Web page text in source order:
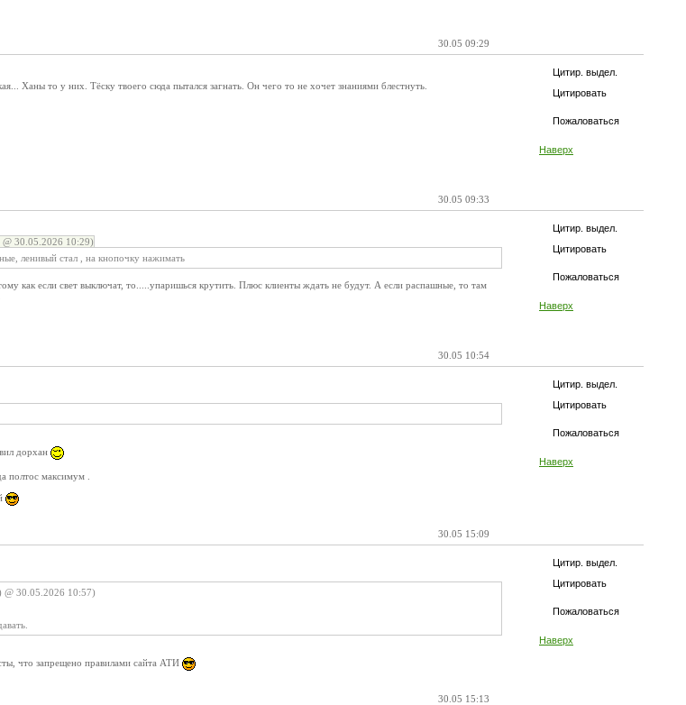
30.05 09:29
Цитир. выдел.
Цитировать
Пожаловаться
Наверх
Ханы то у них. Тёску твоего сюда пытался загнать. Он чего то не хочет знаниями блестнуть.
30.05 09:33
Цитир. выдел.
Цитировать
Пожаловаться
Наверх
30.05.2026 10:29)
ленивый стал , на кнопочку нажимать
как если свет выключат, то.....упаришься крутить. Плюс клиенты ждать не будут. А если распашные, то там
30.05 10:54
Цитир. выдел.
Цитировать
Пожаловаться
Наверх
дорхан
полтос максимум .
30.05 15:09
Цитир. выдел.
Цитировать
Пожаловаться
Наверх
30.05.2026 10:57)
что запрещено правилами сайта АТИ
30.05 15:13